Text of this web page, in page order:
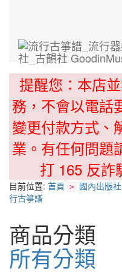
提醒您：本店
務，不會以電話
變更付款方式、
業。有任何問題
打 165 反詐
目前位置: 首頁 > 國內出版社
行古箏譜
商品分類
所有分類